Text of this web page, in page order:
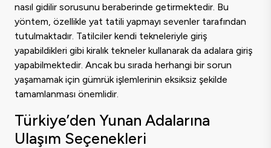
nasıl gidilir sorusunu beraberinde getirmektedir. Bu
yöntem, özellikle yat tatili yapmayı sevenler tarafından
tutulmaktadır. Tatilciler kendi tekneleriyle giriş
yapabildikleri gibi kiralık tekneler kullanarak da adalara giriş
yapabilmektedir. Ancak bu sırada herhangi bir sorun
yaşamamak için gümrük işlemlerinin eksiksiz şekilde
tamamlanması önemlidir.
Türkiye’den Yunan Adalarına
Ulaşım Seçenekleri